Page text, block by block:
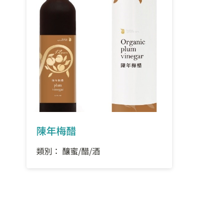
陳年梅醋
類別： 釀蜜/醋/酒